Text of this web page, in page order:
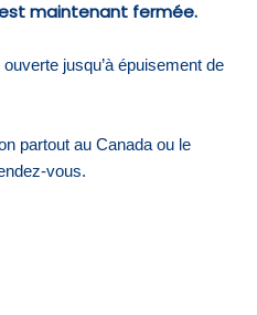
maintenant fermée.
jusqu’à épuisement de
partout au Canada ou le
vous.